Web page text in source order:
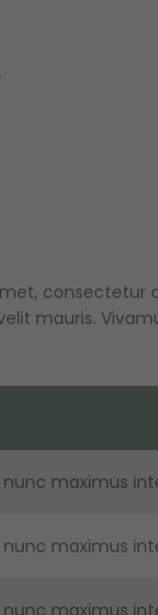
consectetur
mauris.
maximus
maximus
maximus